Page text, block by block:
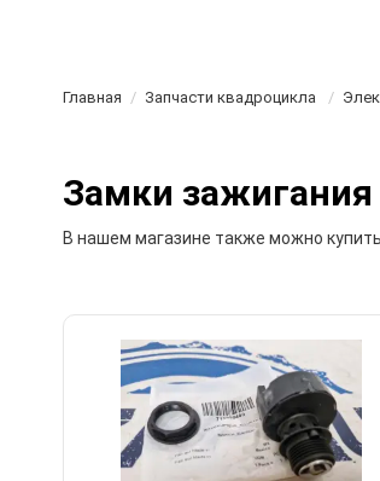
Главная / Запчасти квадроцикла /
Замки
В нашем магазине также можно